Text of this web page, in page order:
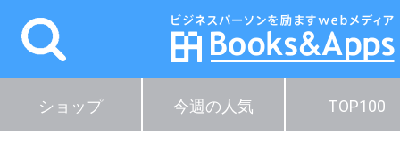
ショップ 今週の人気 TOP100